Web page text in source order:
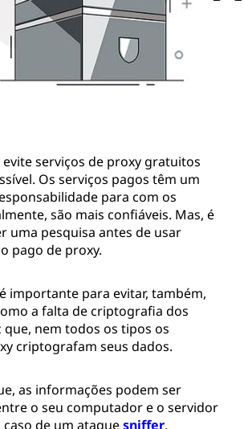
evite serviços de proxy gratuitos
Os serviços pagos têm um
para com os
são mais confiáveis. Mas, é
uma pesquisa antes de usar
pago de proxy.
importante para evitar, também,
a falta de criptografia dos
que, nem todos os tipos os
criptografam seus dados.
as informações podem ser
o seu computador e o servidor
de um ataquesniffer.